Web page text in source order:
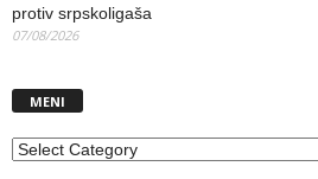
protiv srpskoligaša
07/08/2026
MENI
MENI